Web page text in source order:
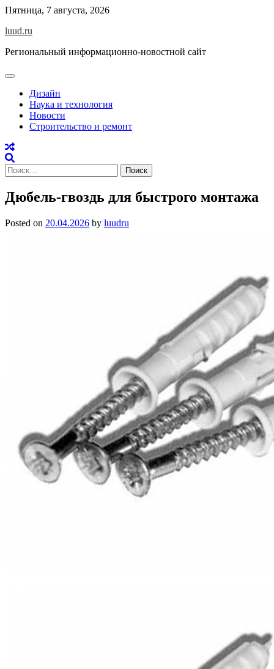
Skip
content
Пятница, 7 августа, 2026
luud.ru
Региональный информационно-новостной сайт
Дизайн
Наука и технология
Новости
Строительство и ремонт
Найти:
Дюбель-гвоздь для быстрого монтажа
Posted on 20.04.2026 by luudru